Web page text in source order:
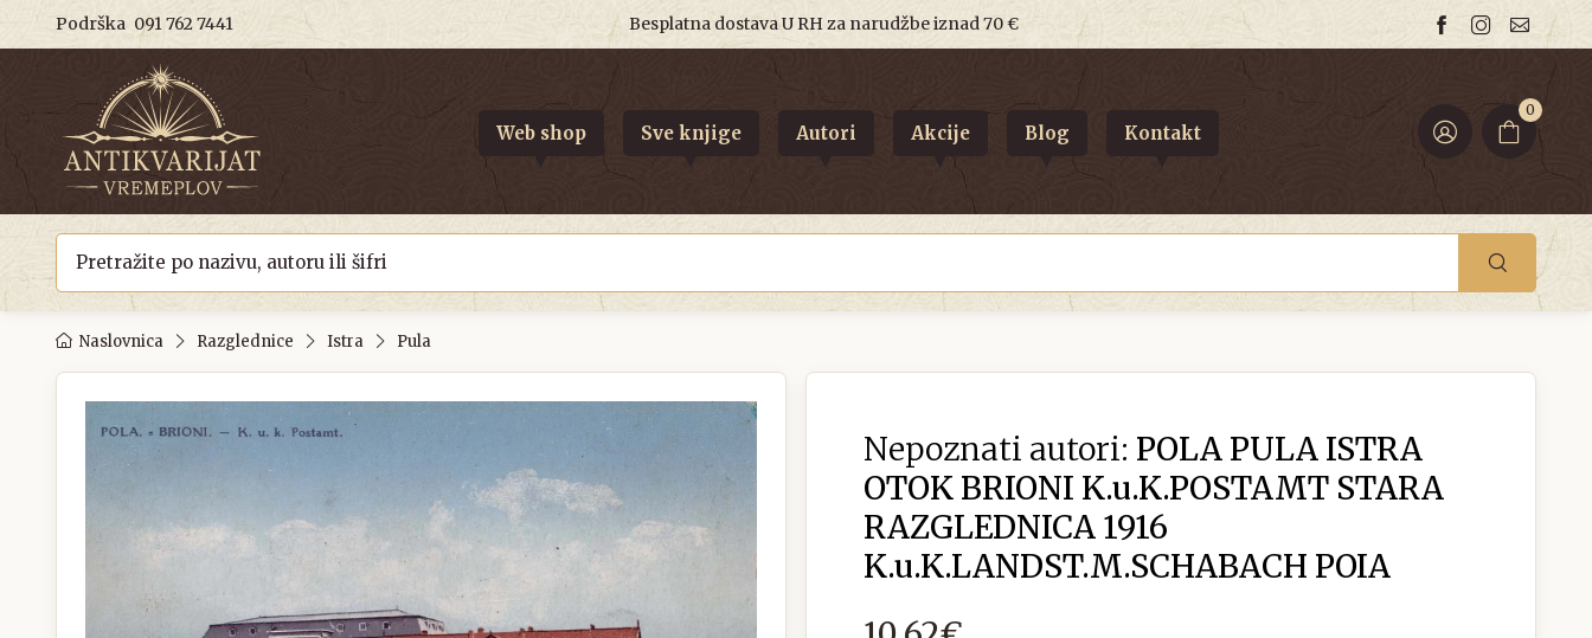
Podrška 091 762 7441 Besplatna dostava U RH za narudžbe iznad 70 €
0
Web shop Sve knjige Autori Akcije Blog Kontakt
Naslovnica Razglednice Istra Pula
Nepoznati autori: POLA PULA ISTRA
OTOK BRIONI K.u.K.POSTAMT STARA
RAZGLEDNICA 1916
K.u.K.LANDST.M.SCHABACH POIA